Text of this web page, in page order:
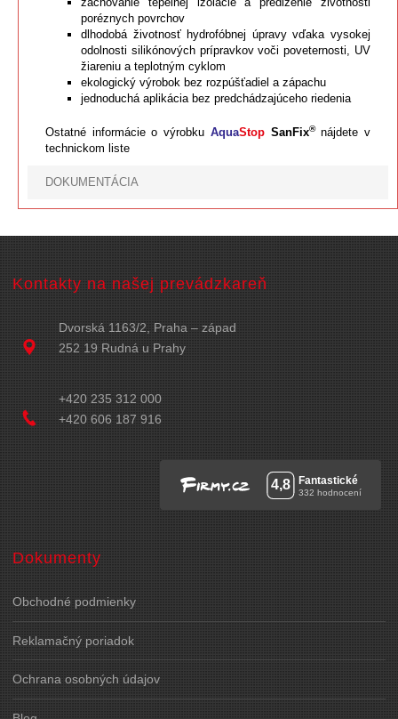
poréznych povrchov
dlhodobá životnosť hydrofóbnej úpravy vďaka vysokej
odolnosti silikónových prípravkov voči poveternosti, UV
žiareniu a teplotným cyklom
ekologický výrobok bez rozpúšťadiel a zápachu
jednoduchá aplikácia bez predchádzajúceho riedenia
Ostatné informácie o výrobku AquaStop SanFix®nájdete v
technickom liste
DOKUMENTÁCIA
Kontakty na našej prevádzkareň
Dvorská 1163/2, Praha – západ
252 19 Rudná u Prahy
+420 235 312 000
+420 606 187 916
Dokumenty
Obchodné podmienky
Reklamačný poriadok
Ochrana osobných údajov